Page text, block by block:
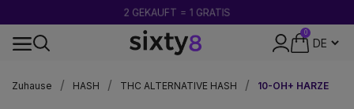
2 GEKAUFT = 1 GRATIS
0
Zuhause
HASH THC ALTERNATIVE HASH 10-OH+ HARZE